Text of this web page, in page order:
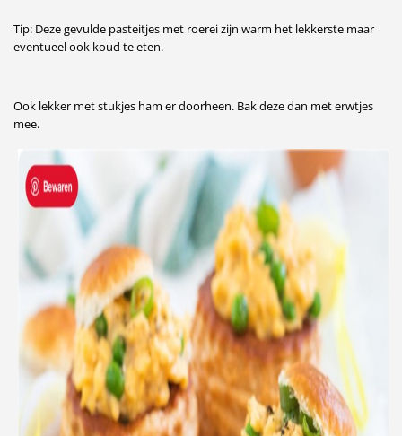
Tip: Deze gevulde pasteitjes met roerei zijn warm het lekkerste maar
eventueel ook koud te eten.
Ook lekker met stukjes ham er doorheen. Bak deze dan met erwtjes
mee.